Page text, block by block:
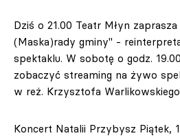
Dziś o 21.00 Teatr Młyn
(Maska)rady gminy" -
spektaklu. W sobotę o godz.
zobaczyć streaming na żywo
w reż. Krzysztofa
Koncert Natalii Przybysz Piątek,